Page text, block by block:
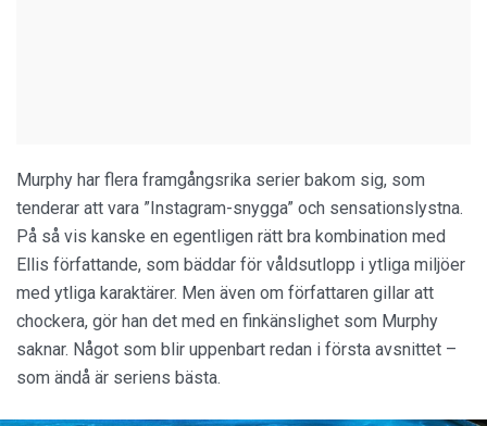
Murphy har flera framgångsrika serier bakom sig, som
tenderar att vara ”Instagram-snygga” och sensationslystna.
På så vis kanske en egentligen rätt bra kombination med
Ellis författande, som bäddar för våldsutlopp i ytliga miljöer
med ytliga karaktärer. Men även om författaren gillar att
chockera, gör han det med en finkänslighet som Murphy
saknar. Något som blir uppenbart redan i första avsnittet –
som ändå är seriens bästa.